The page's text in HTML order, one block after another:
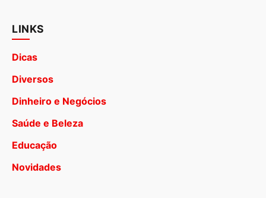
LINKS
Dicas
Diversos
Dinheiro e Negócios
Saúde e Beleza
Educação
Novidades